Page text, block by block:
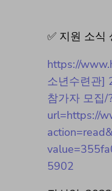
✅ 지원 소식
https://
소년수련관]
참가자 모집/
url=https://
5902